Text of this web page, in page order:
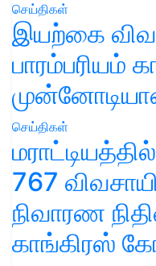
செய்திகள்
இயற்கை
பாரம்பரியம்
செய்திகள்
767
நிவாரண
காங்கிரஸ்